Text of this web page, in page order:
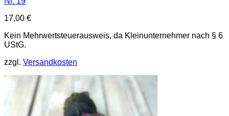
17,00 €
Kein Mehrwertsteuerausweis, da Kleinunternehmer nach § 6
UStG.
zzgl. Versandkosten